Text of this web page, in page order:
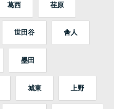
葛西 荏原
世田谷 舎人
墨田
城東 上野